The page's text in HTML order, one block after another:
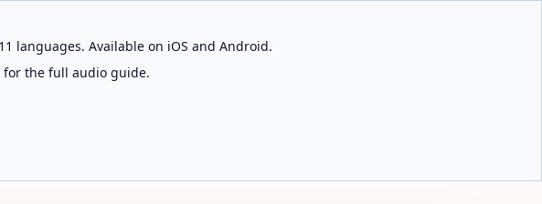
languages. Available on iOS and Android.
for the full audio guide.